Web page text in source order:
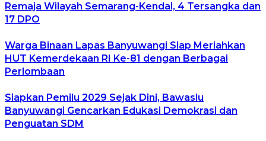
Remaja Wilayah Semarang-Kendal, 4 Tersangka dan
17 DPO
Warga Binaan Lapas Banyuwangi Siap Meriahkan
HUT Kemerdekaan RI Ke-81 dengan Berbagai
Perlombaan
Siapkan Pemilu 2029 Sejak Dini, Bawaslu
Banyuwangi Gencarkan Edukasi Demokrasi dan
Penguatan SDM